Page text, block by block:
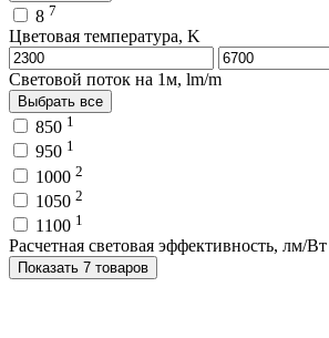
8 7
Цветовая температура, K
Световой поток на 1м, lm/m
Выбрать все
850 1
950 1
1000 2
1050 2
1100 1
Расчетная световая эффективность, лм/Вт
Показать 7 товаров